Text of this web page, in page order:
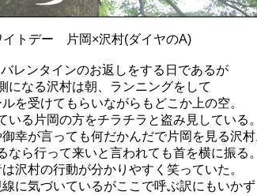
イトデー 片岡×沢村(ダイヤのA)
レンタインのお返しをする日であるが
になる沢村は朝、ランニングをして
を受けてもらいながらもどこか上の空。
いる片岡の方をチラチラと盗み見している。
幸が言っても何だかんだで片岡を見る沢村
なら行って来いと言われても首を横に振る。
沢村の行動が分かりやすく笑っていた。
線に気づいているがここで呼ぶ訳にもいかず